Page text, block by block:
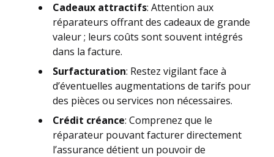
Cadeaux attractifs: Attention aux
réparateurs offrant des cadeaux de grande
valeur ; leurs coûts sont souvent intégrés
dans la facture.
Surfacturation: Restez vigilant face à
d’éventuelles augmentations de tarifs pour
des pièces ou services non nécessaires.
Crédit créance: Comprenez que le
réparateur pouvant facturer directement
l’assurance détient un pouvoir de